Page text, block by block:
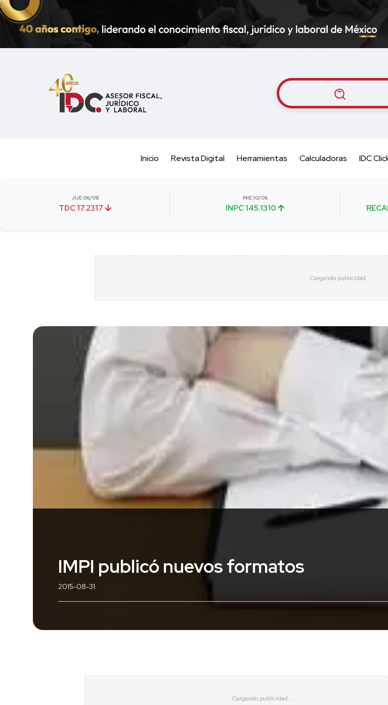
Inicio Revista Digital Herramientas Calculadoras IDC
JUE 06/08
TDC 17.2317
MIE 10/06
INPC 145.1310
IMPI publicó nuevos formatos
2015-08-31